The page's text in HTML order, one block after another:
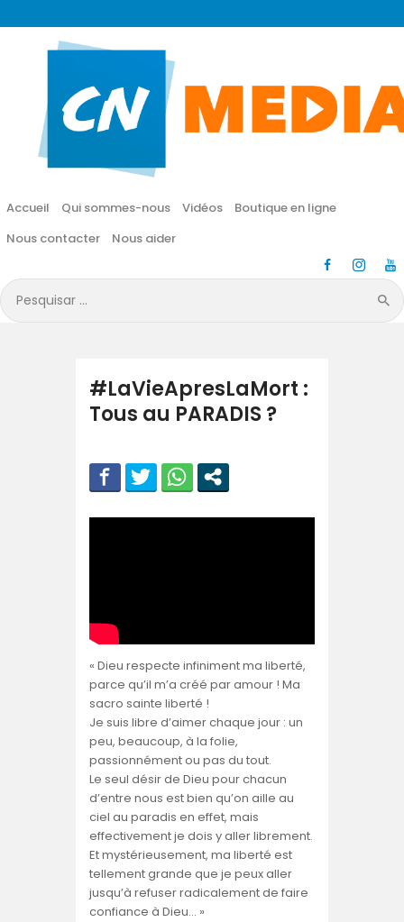
Accueil Qui sommes-nous Vidéos
Boutique en ligne
Nous contacter
Nous aider
Pesquisar
por:
CN MÉDIA
Une vie nouvelle en JESUS !
Accueil
Vidéos
Boutique en ligne
Nous aider
#LaVieApresLaMort :
Tous au PARADIS ?
« Dieu respecte infiniment ma liberté,
parce qu’il m’a créé par amour ! Ma
sacro sainte liberté !
Je suis libre d’aimer chaque jour : un
peu, beaucoup, à la folie,
passionnément ou pas du tout.
Le seul désir de Dieu pour chacun
d’entre nous est bien qu’on aille au
ciel au paradis en effet, mais
effectivement je dois y aller librement.
Et mystérieusement, ma liberté est
tellement grande que je peux aller
jusqu’à refuser radicalement de faire
confiance à Dieu… »